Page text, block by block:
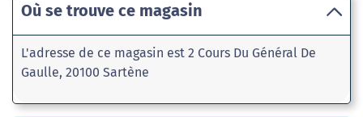
Où se trouve ce magasin
L'adresse de ce magasin est 2 Cours Du Général De
Gaulle, 20100 Sartène